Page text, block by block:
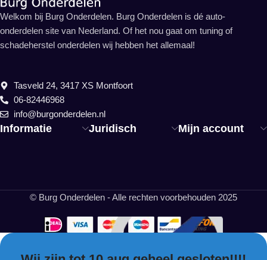
Informatie Juridisch Mijn account
Welkom bij Burg Onderdelen. Burg Onderdelen is dé auto-
onderdelen site van Nederland. Of het nou gaat om tuning of
schadeherstel onderdelen wij hebben het allemaal!
Tasveld 24, 3417 XS Montfoort
06-82446968
info@burgonderdelen.nl
© Burg Onderdelen - Alle rechten voorbehouden 2025